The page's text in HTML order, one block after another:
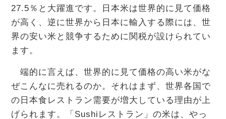
27.5％と大躍進です。日本米は世界的に見て価格
が高く、逆に世界から日本に輸入する際には、世
界の安い米と競争するために関税が設けられてい
ます。
端的に言えば、世界的に見て価格の高い米がな
ぜこんなに売れるのか。それはまず、世界各国で
の日本食レストラン需要が増大している理由が上
げられます。「Sushiレストラン」の米は、やっ